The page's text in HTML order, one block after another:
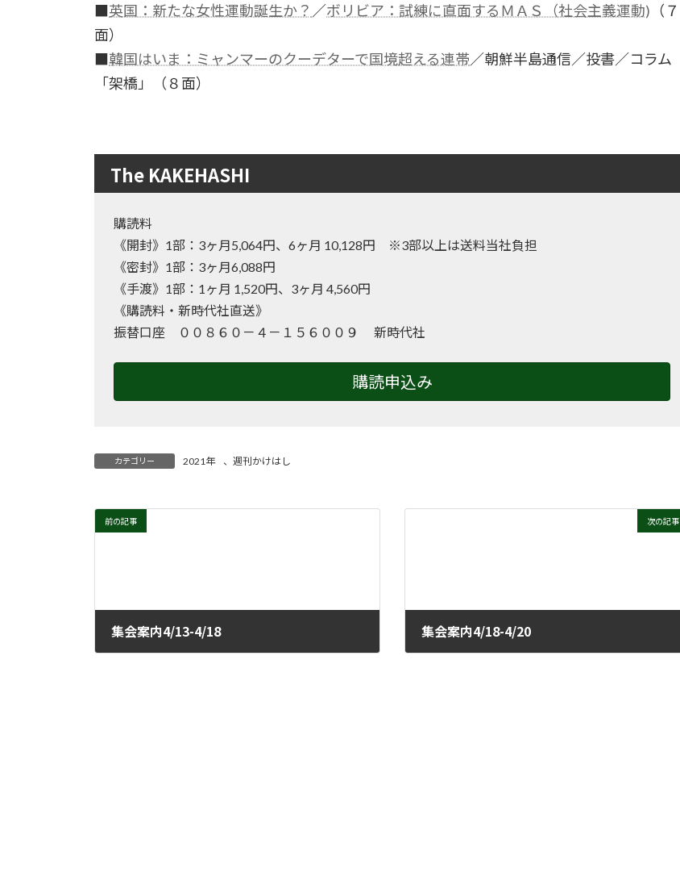
■英国：新たな女性運動誕生か？ ／ボリビア：試練に直面するＭＡＳ（社会主義運動) （７
面）
■韓国はいま：ミャンマーのクーデターで国境超える連帯／朝鮮半島通信／投書／コラム
「架橋」（８面）
The KAKEHASHI
購読料
《開封》1部：3ヶ月5,064円、6ヶ月 10,128円 ※3部以上は送料当社負担
《密封》1部：3ヶ月6,088円
《手渡》1部：1ヶ月 1,520円、3ヶ月 4,560円
《購読料・新時代社直送》
振替口座 ００８６０－４－１５６００９ 新時代社
購読申込み
カテゴリー 2021年 、 週刊かけはし
前の記事
集会案内4/13-4/18
次の記事
集会案内4/18-4/20